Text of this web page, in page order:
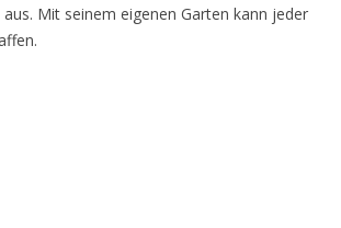
Mit seinem eigenen Garten kann jeder